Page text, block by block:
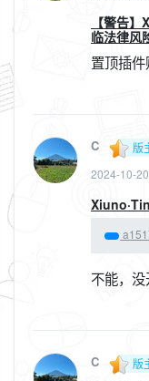
【警告
临法律风
置顶插件
C
版
2024-10-
不能，
C
版